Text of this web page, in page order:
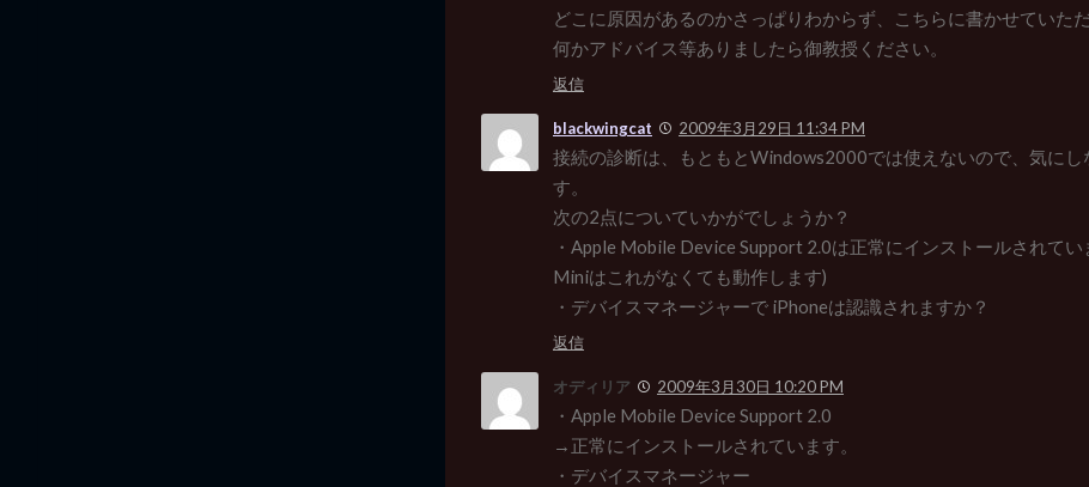
どこに原因があるのかさっぱりわからず、こちらに書かせていただ
何かアドバイス等ありましたら御教授ください。
返信
blackwingcat 2009年3月29日 11:34 PM
接続の診断は、もともとWindows2000では使えないので、気にし
す。
次の2点についていかがでしょうか？
・Apple Mobile Device Support 2.0は正常にインストールされて
Miniはこれがなくても動作します)
・デバイスマネージャーで iPhoneは認識されますか？
返信
オディリア 2009年3月30日 10:20 PM
・Apple Mobile Device Support 2.0
→正常にインストールされています。
・デバイスマネージャー